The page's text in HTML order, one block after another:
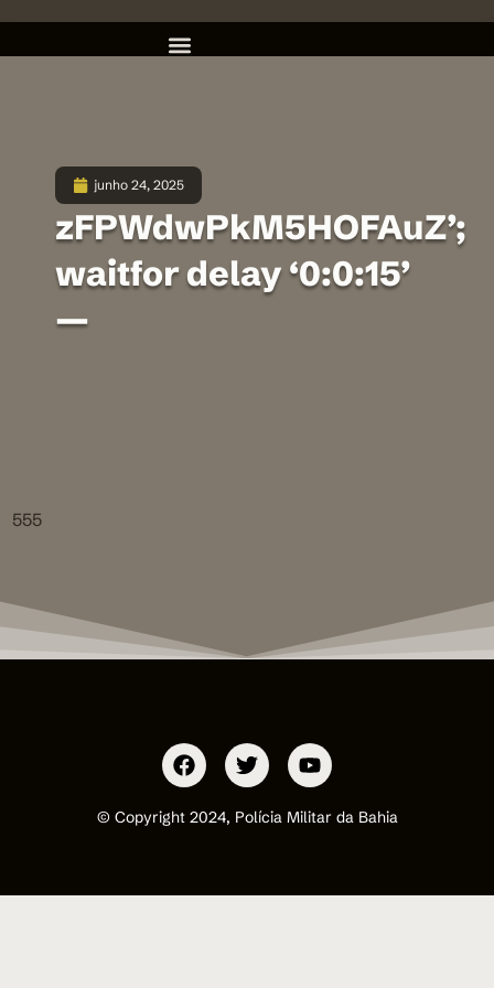
junho 24, 2025
zFPWdwPkM5HOFAuZ’;
waitfor delay ‘0:0:15’
—
555
© Copyright 2024, Polícia Militar da Bahia